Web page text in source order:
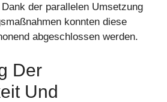
der parallelen Umsetzung
konnten diese
abgeschlossen werden.
Der
Und